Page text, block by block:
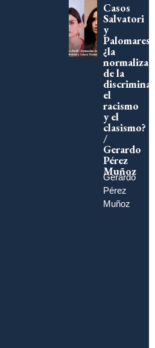
Casos
Salvatori
y
Palomares,
¿la
de la
el
racismo
y el
clasismo?
/
Gerardo
Pérez
Muñoz
Gerardo
Pérez
Muñoz